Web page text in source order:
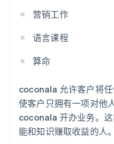
营销工作
语言课程
算命
coconala 允许客户将
使客户只拥有一项对他
coconala 开办业务。
能和知识赚取收益的人。